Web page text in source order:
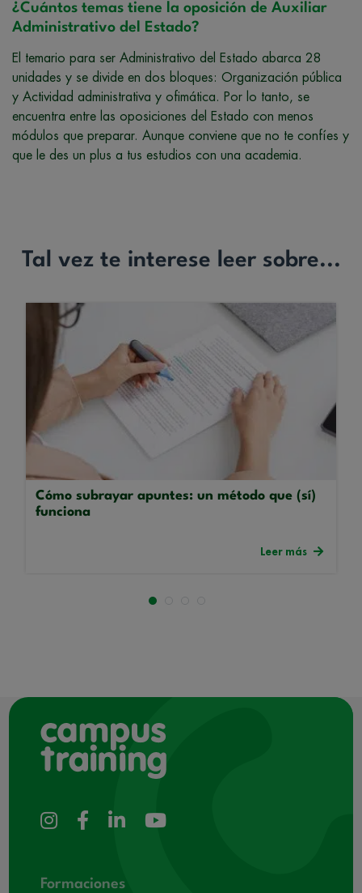
¿Cuántos temas tiene la oposición de Auxiliar
Administrativo del Estado?
El temario para ser Administrativo del Estado abarca 28
unidades y se divide en dos bloques: Organización pública
y Actividad administrativa y ofimática. Por lo tanto, se
encuentra entre las oposiciones del Estado con menos
módulos que preparar. Aunque conviene que no te confíes y
que le des un plus a tus estudios con una academia.
Tal vez te interese leer sobre...
Cómo subrayar apuntes: un método que (sí)
funciona
Leer más
Formaciones